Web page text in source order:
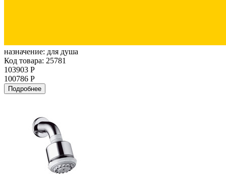
назначение: для душа
Код товара: 25781
103903 Р
100786 Р
Подробнее